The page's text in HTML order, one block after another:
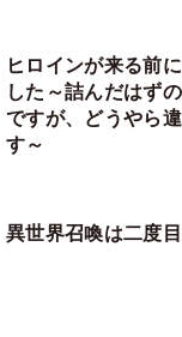
ヒロインが来る前
した～詰んだはず
ですが、どうやら
す～
異世界召喚は二度